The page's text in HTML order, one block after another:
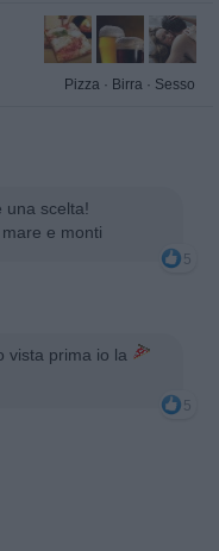
Pizza · Birra · Sesso
una scelta!
e monti
5
vista prima io la
5